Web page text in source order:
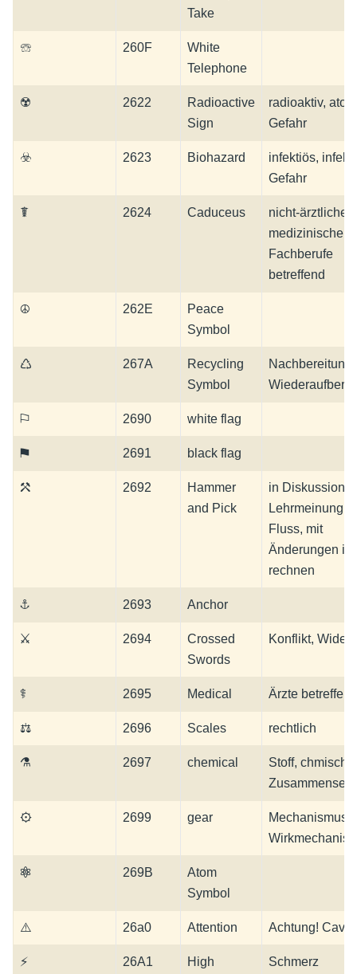
Take
☏ 260F
White
Telephone
☢ 2622
Radioactive
Sign
radioaktiv,
Gefahr
☣ 2623 Biohazard
infektiös,
Gefahr
☤ 2624 Caduceus
nicht-ärztliche
medizinische
Fachberufe
betreffend
☮ 262E
Peace
Symbol
♺ 267A
Recycling
Symbol
Nachbereitung,
⚐ 2690 white flag
⚑ 2691 black flag
⚒ 2692
Hammer
and Pick
in Diskussion,
Lehrmeinung
Fluss, mit
Änderungen ist
rechnen
⚓ 2693 Anchor
⚔ 2694
Crossed
Swords
Konflikt,
⚕ 2695 Medical Ärzte betreffend
⚖ 2696 Scales rechtlich
⚗ 2697 chemical
Stoff, chmische
⚙ 2699 gear
Mechanismus,
⚛ 269B
Atom
Symbol
⚠ 26a0 Attention Achtung! Cave!
⚡ 26A1
High
Schmerz